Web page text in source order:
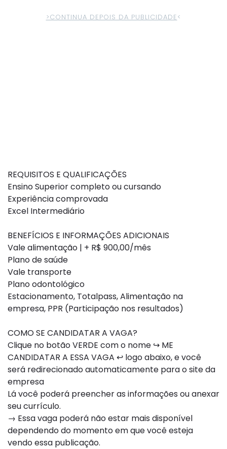
>CONTINUA DEPOIS DA PUBLICIDADE<
REQUISITOS E QUALIFICAÇÕES
Ensino Superior completo ou cursando
Experiência comprovada
Excel Intermediário
BENEFÍCIOS E INFORMAÇÕES ADICIONAIS
Vale alimentação | + R$ 900,00/mês
Plano de saúde
Vale transporte
Plano odontológico
Estacionamento, Totalpass, Alimentação na
empresa, PPR (Participação nos resultados)
COMO SE CANDIDATAR A VAGA?
Clique no botão VERDE com o nome ↪ ME
CANDIDATAR A ESSA VAGA ↩ logo abaixo, e você
será redirecionado automaticamente para o site da
empresa
Lá você poderá preencher as informações ou anexar
seu currículo.
→ Essa vaga poderá não estar mais disponível
dependendo do momento em que você esteja
vendo essa publicação.